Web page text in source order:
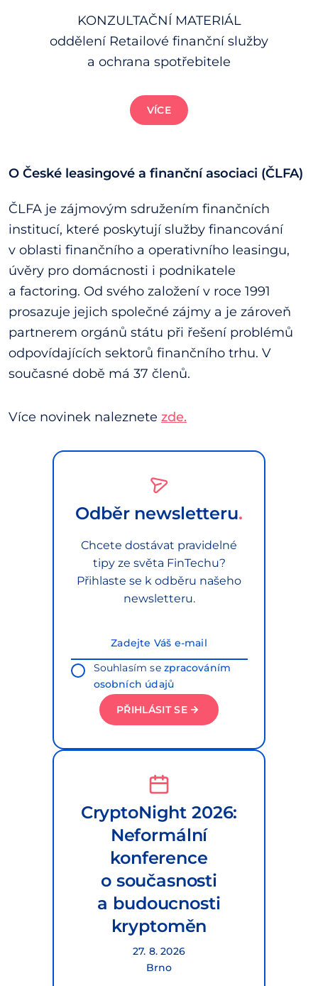
KONZULTAČNÍ MATERIÁL
oddělení Retailové finanční služby
a ochrana spotřebitele
VÍCE
O České leasingové a finanční asociaci (ČLFA)
ČLFA je zájmovým sdružením finančních
institucí, které poskytují služby financování
v oblasti finančního a operativního leasingu,
úvěry pro domácnosti i podnikatele
a factoring. Od svého založení v roce 1991
prosazuje jejich společné zájmy a je zároveň
partnerem orgánů státu při řešení problémů
odpovídajících sektorů finančního trhu. V
současné době má 37 členů.
Více novinek naleznete zde.
Odběr newsletteru
Chcete dostávat pravidelné
tipy ze světa FinTechu?
Přihlaste se k odběru našeho
newsletteru.
Souhlasím sezpracováním
osobních údajů
PŘIHLÁSIT SE
CryptoNight 2026:
Neformální
konference
o současnosti
a budoucnosti
kryptoměn
27. 8. 2026
Brno